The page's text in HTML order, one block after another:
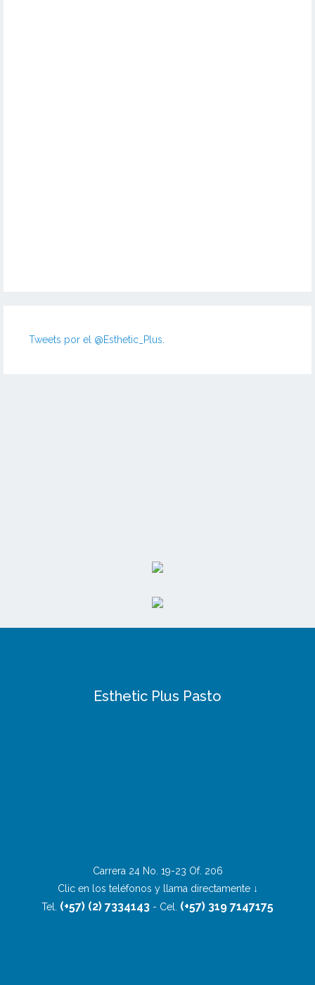
Tweets por el @Esthetic_Plus.
Esthetic Plus Pasto
Carrera 24 No. 19-23 Of. 206
Clic en los teléfonos y llama directamente ↓
Tel. (+57) (2) 7334143 - Cel. (+57) 319 7147175